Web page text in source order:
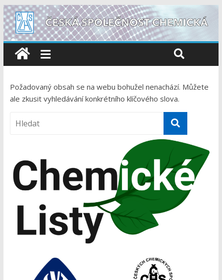
Požadovaný obsah se na webu bohužel nenachází. Můžete
ale zkusit vyhledávání konkrétního klíčového slova.